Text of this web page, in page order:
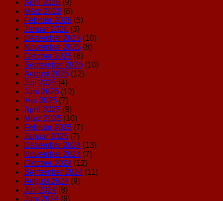
April 2026 (9)
März 2026 (8)
Februar 2026 (5)
Januar 2026 (3)
Dezember 2025 (10)
November 2025 (8)
Oktober 2025 (8)
September 2025 (10)
August 2025 (12)
Juli 2025 (4)
Juni 2025 (12)
Mai 2025 (7)
April 2025 (9)
März 2025 (10)
Februar 2025 (7)
Januar 2025 (7)
Dezember 2024 (13)
November 2024 (7)
Oktober 2024 (12)
September 2024 (11)
August 2024 (9)
Juli 2024 (8)
Juni 2024 (8)